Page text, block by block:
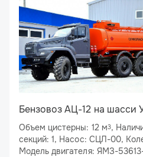
Бензовоз АЦ-12 на шасси
Объем цистерны: 12 м3, Наличие УВТ: нет, Количество
секций: 1, Насос: СЦЛ-00, Колесная формула: 6×6,
Модель двигателя: ЯМЗ-53613-10, Мощность